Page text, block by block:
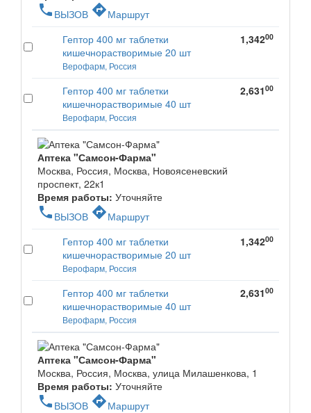
phone ВЫЗОВ directionsМаршрут
Гептор 400 мг таблетки
кишечнорастворимые 20 шт
Верофарм, Россия
1,34200
Гептор 400 мг таблетки
кишечнорастворимые 40 шт
Верофарм, Россия
2,63100
Аптека "Самсон-Фарма"
Москва, Россия, Москва, Новоясеневский
проспект, 22к1
Время работы: Уточняйте
phone ВЫЗОВ directionsМаршрут
Гептор 400 мг таблетки
кишечнорастворимые 20 шт
Верофарм, Россия
1,34200
Гептор 400 мг таблетки
кишечнорастворимые 40 шт
Верофарм, Россия
2,63100
Аптека "Самсон-Фарма"
Москва, Россия, Москва, улица Милашенкова, 1
Время работы: Уточняйте
phone ВЫЗОВ directionsМаршрут